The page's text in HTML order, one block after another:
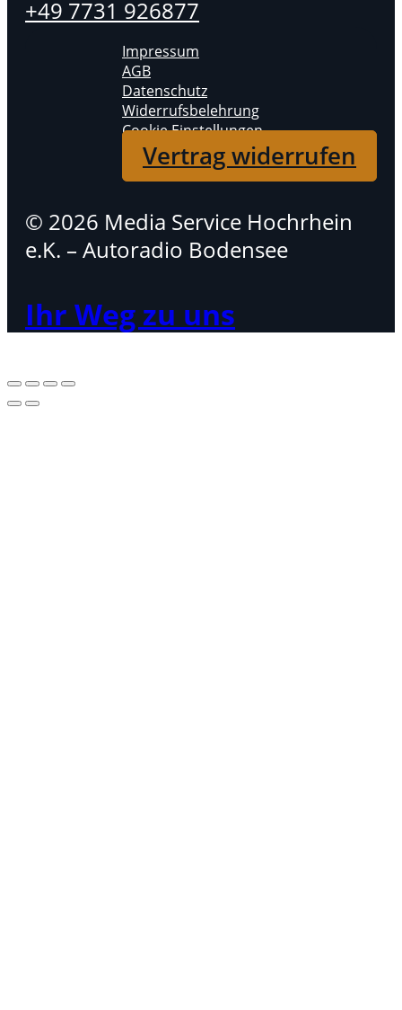
+49 7731 926877
Impressum
AGB
Datenschutz
Widerrufsbelehrung
Cookie Einstellungen
Vertrag widerrufen
© 2026 Media Service Hochrhein
e.K. – Autoradio Bodensee
Ihr Weg zu uns